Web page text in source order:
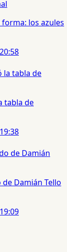
forma: los azules
tabla de
Damián Tello